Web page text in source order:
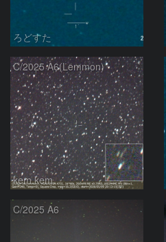
ろどすた
C/2025 A6(Lemmon)
kem.kem
C/2025 A6